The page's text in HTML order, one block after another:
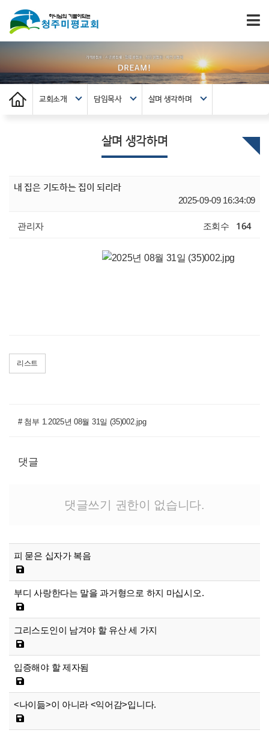
교회소개 담임목사 살며 생각하며
살며 생각하며
내 집은 기도하는 집이 되리라
2025-09-09 16:34:09
관리자 조회수 164
리스트
# 첨부 1.2025년 08월 31일 (35)002.jpg
댓글
댓글쓰기 권한이 없습니다.
피 묻은 십자가 복음
부디 사랑한다는 말을 과거형으로 하지 마십시오.
그리스도인이 남겨야 할 유산 세 가지
입증해야 할 제자됨
<나이듦>이 아니라 <익어감>입니다.